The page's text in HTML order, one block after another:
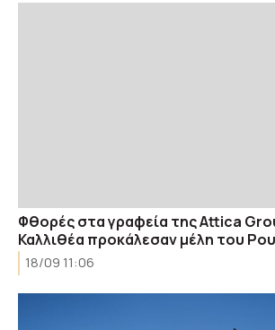
Φθορές στα γραφεία της Αttica
Καλλιθέα προκάλεσαν μέλη του
18/09 11:06